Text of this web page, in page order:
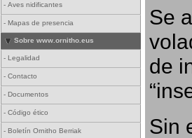
- Aves nidificantes
- Mapas de presencia
Sobre www.ornitho.eus
- Legalidad
- Contacto
- Documentos
- Código ético
- Boletín Ornitho Berriak
Se
de
Sin